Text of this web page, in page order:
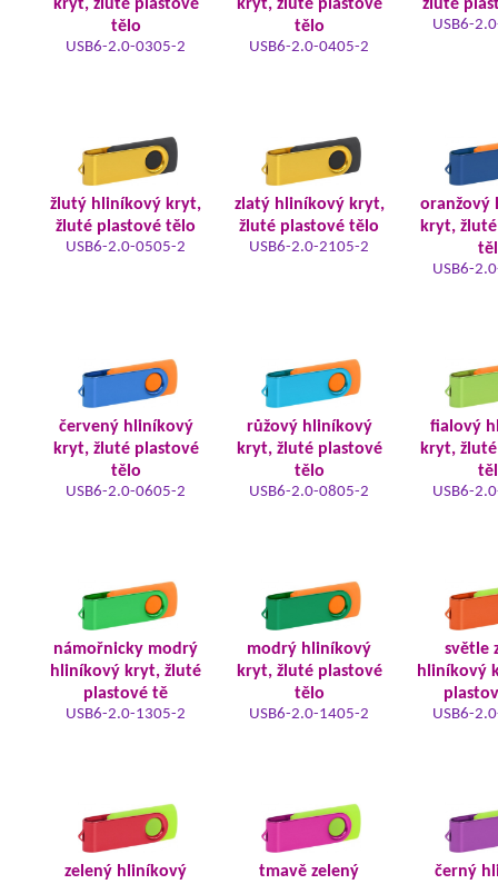
kryt, žluté plastové
tělo
USB6-2.0-0305-2
kryt, žluté plastové
tělo
USB6-2.0-0405-2
žluté
USB6-
žlutý hliníkový kryt,
žluté plastové tělo
USB6-2.0-0505-2
zlatý hliníkový kryt,
žluté plastové tělo
USB6-2.0-2105-2
oranžový
kryt,
USB6-
červený hliníkový
kryt, žluté plastové
tělo
USB6-2.0-0605-2
růžový hliníkový
kryt, žluté plastové
tělo
USB6-2.0-0805-2
fialový
kryt,
USB6-
námořnicky modrý
hliníkový kryt, žluté
plastové tě
USB6-2.0-1305-2
modrý hliníkový
kryt, žluté plastové
tělo
USB6-2.0-1405-2
světle
hliníkový
USB6-
zelený hliníkový
tmavě zelený
černý